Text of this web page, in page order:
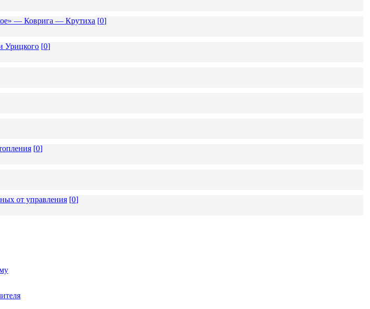
— Коврига — Крутиха [0]
Урицкого [0]
[0]
от управления [0]